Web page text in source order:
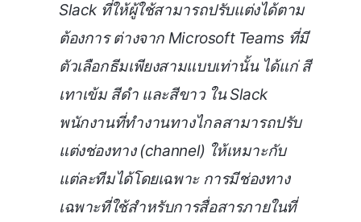
Slack ที่ให้ผู้ใช้สามารถปรับแต่งได้ตาม
ต้องการ ต่างจาก Microsoft Teams ที่มี
ตัวเลือกธีมเพียงสามแบบเท่านั้น ได้แก่ สี
เทาเข้ม สีดำ และสีขาว ใน Slack
พนักงานที่ทำงานทางไกลสามารถปรับ
แต่งช่องทาง (channel) ให้เหมาะกับ
แต่ละทีมได้โดยเฉพาะ การมีช่องทาง
เฉพาะที่ใช้สำหรับการสื่อสารภายในที่